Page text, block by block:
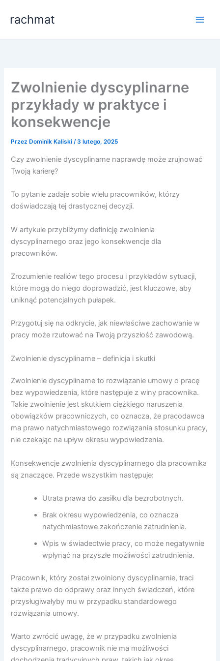
rachmat
Zwolnienie dyscyplinarne
przykłady w praktyce i
konsekwencje
Przez Dominik Kaliski/3 lutego, 2025
Czy zwolnienie dyscyplinarne naprawdę może zrujnować
Twoją karierę?
To pytanie zadaje sobie wielu pracowników, którzy
doświadczają tej drastycznej decyzji.
W artykule przybliżymy definicję zwolnienia
dyscyplinarnego oraz jego konsekwencje dla
pracowników.
Zrozumienie realiów tego procesu i przykładów sytuacji,
które mogą do niego doprowadzić, jest kluczowe, aby
uniknąć potencjalnych pułapek.
Przygotuj się na odkrycie, jak niewłaściwe zachowanie w
pracy może rzutować na Twoją przyszłość zawodową.
Zwolnienie dyscyplinarne – definicja i skutki
Zwolnienie dyscyplinarne to rozwiązanie umowy o pracę
bez wypowiedzenia, które następuje z winy pracownika.
Takie zwolnienie jest skutkiem ciężkiego naruszenia
obowiązków pracowniczych, co oznacza, że pracodawca
ma prawo natychmiastowego rozwiązania stosunku pracy,
nie czekając na upływ okresu wypowiedzenia.
Konsekwencje zwolnienia dyscyplinarnego dla pracownika
są znaczące. Przede wszystkim następuje:
Utrata prawa do zasiłku dla bezrobotnych.
Brak okresu wypowiedzenia, co oznacza
natychmiastowe zakończenie zatrudnienia.
Wpis w świadectwie pracy, co może negatywnie
wpłynąć na przyszłe możliwości zatrudnienia.
Pracownik, który został zwolniony dyscyplinarnie, traci
także prawo do odprawy oraz innych świadczeń, które
przysługiwałyby mu w przypadku standardowego
rozwiązania umowy.
Warto zwrócić uwagę, że w przypadku zwolnienia
dyscyplinarnego, pracownik nie ma możliwości